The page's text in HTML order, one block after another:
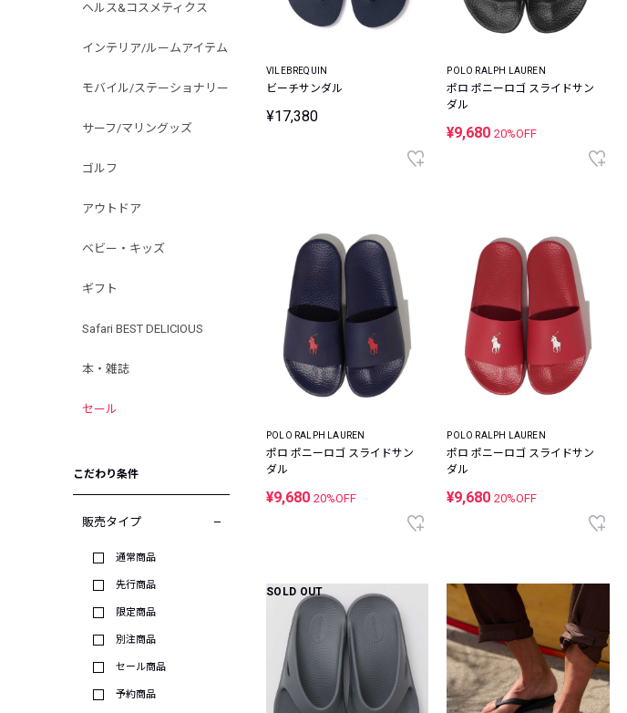
ヘルス&コスメティクス
インテリア/ルームアイテム
モバイル/ステーショナリー
サーフ/マリングッズ
ゴルフ
アウトドア
ベビー・キッズ
ギフト
Safari BEST DELICIOUS
本・雑誌
セール
こだわり条件
販売タイプ
通常商品
先行商品
限定商品
別注商品
セール商品
予約商品
VILEBREQUIN
ビーチサンダル
¥17,380
POLO RALPH LAUREN
ポロ ポニーロゴ スライドサン
ダル
¥9,68020%OFF
POLO RALPH LAUREN
ポロ ポニーロゴ スライドサン
ダル
¥9,680 20%OFF
POLO RALPH LAUREN
ポロ ポニーロゴ スライドサン
ダル
¥9,68020%OFF
SOLD OUT